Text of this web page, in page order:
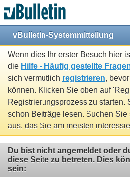
vBulletin-Systemmitteilung
Wenn dies Ihr erster Besuch hier
die Hilfe - Häufig gestellte Fragen
sich vermutlich registrieren,
können. Klicken Sie oben auf
Registrierungsprozess zu starten.
schon Beiträge lesen. Suchen Sie
aus, das Sie am meisten
Du bist nicht angemeldet oder
diese Seite zu betreten. Dies
sein: